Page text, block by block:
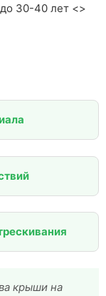
30-40 лет <>
крыши на